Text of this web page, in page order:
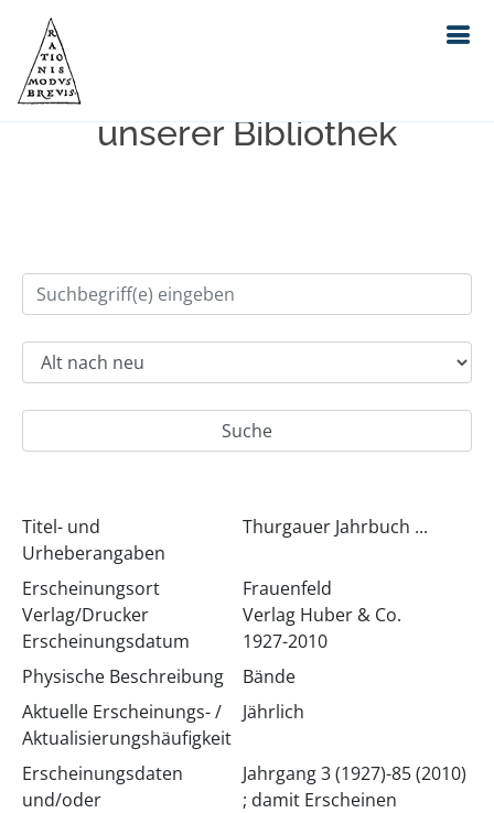
Einfache Suche im Bestand
unserer Bibliothek
Titel- und
Urheberangaben
Thurgauer Jahrbuch ...
Erscheinungsort
Verlag/Drucker
Erscheinungsdatum
Frauenfeld
Verlag Huber & Co.
1927-2010
Physische Beschreibung
Bände
Aktuelle Erscheinungs- /
Aktualisierungshäufigkeit
Jährlich
Erscheinungsdaten
und/oder
Jahrgang 3 (1927)-85 (2010)
; damit Erscheinen